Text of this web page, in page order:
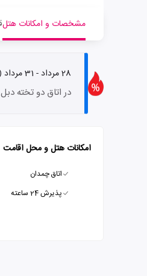
مشخصات و امکانات هتل
28 مرداد - 31 مرداد ( 3 شب )
در اتاق دو تخته دبل
امکانات هتل و محل اقامت
اتاق چمدان
پذیرش 24 ساعته